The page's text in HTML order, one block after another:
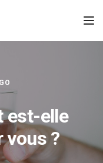
est-elle
vous ?